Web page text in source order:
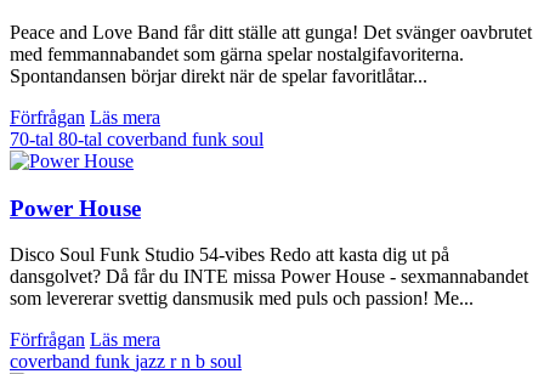
Peace and Love Band får ditt ställe att gunga! Det svänger oavbrutet
med femmannabandet som gärna spelar nostalgifavoriterna.
Spontandansen börjar direkt när de spelar favoritlåtar...
Förfrågan Läs mera
70-tal 80-tal coverband funk soul
Power House
Disco Soul Funk Studio 54-vibes Redo att kasta dig ut på
dansgolvet? Då får du INTE missa Power House - sexmannabandet
som levererar svettig dansmusik med puls och passion! Me...
Förfrågan Läs mera
coverband funk jazz r n b soul